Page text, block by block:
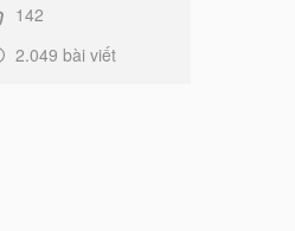
142
2.049 bài viết